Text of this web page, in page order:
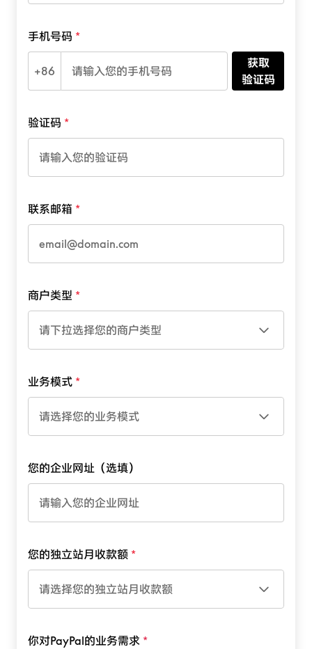
手机号码
+86
获取
验证码
验证码
联系邮箱
商户类型
请下拉选择您的商户类型
业务模式
请选择您的业务模式
您的企业网址（选填）
您的独立站月收款额
请选择您的独立站月收款额
你对PayPal的业务需求